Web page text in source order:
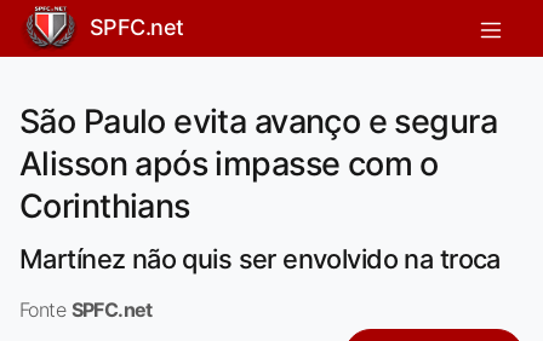
SPFC.net
São Paulo evita avanço e segura
Alisson após impasse com o
Corinthians
Martínez não quis ser envolvido na troca
Fonte SPFC.net